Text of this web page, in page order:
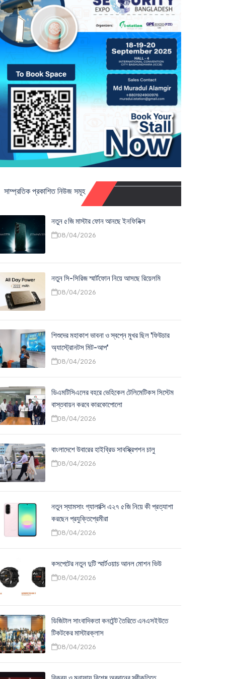
সাম্প্রতিক প্রকাশিত নিউজ সমূহ
নতুন ৫জি মাস্টার ফোন আনছে ইনফিনিক্স
08/04/2026
নতুন সি-সিরিজ স্মার্টফোন নিয়ে আসছে রিয়েলমি
08/04/2026
শিশুদের মহাকাশ ভাবনা ও স্বপ্নে মুখর ছিল 'ফিউচার
অ্যাস্ট্রোনটস মিট-আপ'
08/04/2026
ডিএমটিসিএলের বহরে ভেহিকেল টেলিমেটিকস সিস্টেম
বাস্তবায়ন করবে কারকোপোলো
08/04/2026
বাংলাদেশে উবারের হাইব্রিড সাবস্ক্রিপশন চালু
08/04/2026
নতুন স্যামসাং গ্যালাক্সি এ২৭ ৫জি নিয়ে কী প্রত্যাশা
করছেন প্রযুক্তিপ্রেমীরা
08/04/2026
কসপেটের নতুন দুটি স্মার্টওয়াচ আনল মোশন ভিউ
08/04/2026
ডিজিটাল সাংবাদিকতা কনটেন্ট তৈরিতে এনএসইউতে
টিকটকের মাস্টারক্লাস
08/04/2026